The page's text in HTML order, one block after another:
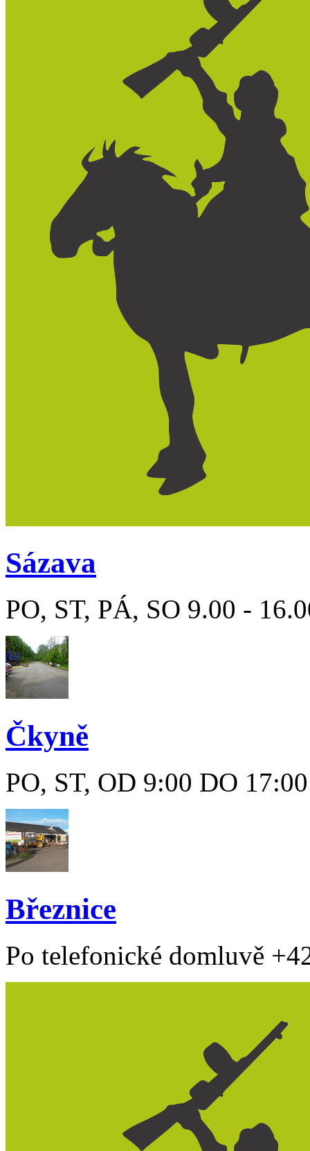
Sázava
PO, ST, PÁ, SO 9.00 -
Čkyně
PO, ST, OD 9:00 DO
Březnice
Po telefonické domluvě